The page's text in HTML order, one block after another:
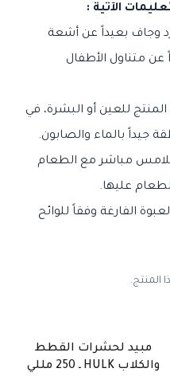
الآتية :
وجاف بعيداً عن أشعة
متناول الأطفال
للعين أو البشرة، في
جيداً بالماء والصابون.
مباشر مع الطعام
عليها.
الفارغة وفقاً للوائح
المنتج.
مبيد لحشرات القطط
والكلاب HULK ـ 250 مللي